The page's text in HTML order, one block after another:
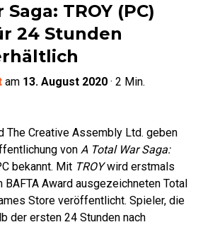
TROY (PC)
24 Stunden
am 13. August 2020 · 2 Min.
The Creative Assembly Ltd. geben
von A Total War Saga:
bekannt. Mit TROYwird erstmals
Award ausgezeichneten Total
Store veröffentlicht. Spieler, die
der ersten 24 Stunden nach